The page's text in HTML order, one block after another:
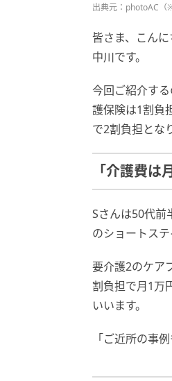
出典元：photoAC（
皆さま、こん
中川です。
今回ご紹介す
護保険は1割負
で2割負担とな
「介護費
Sさんは50代前
のショートス
要介護2のケア
割負担で月1万
いいます。
「ご近所の事